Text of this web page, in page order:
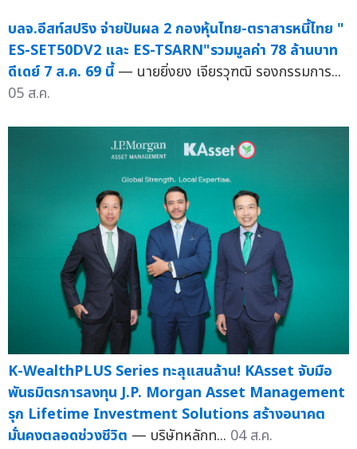
บลจ.อีสท์สปริง จ่ายปันผล 2 กองหุ้นไทย-ตราสารหนี้ไทย "
ES-SET50DV2 และ ES-TSARN"รวมมูลค่า 78 ล้านบาท
ดีเดย์ 7 ส.ค. 69 นี้ — นายยิ่งยง เจียรวุฑฒิ รองกรรมการ...
05 ส.ค.
K-WealthPLUS Series ทะลุแสนล้าน! KAsset จับมือ
พันธมิตรการลงทุน J.P. Morgan Asset Management
รุก Lifetime Investment Solutions สร้างอนาคต
มั่นคงตลอดช่วงชีวิต — บริษัทหลักท... 04 ส.ค.